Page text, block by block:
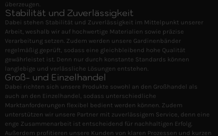
überzeugen.
Stabilität und Zuverlässigkeit
Dabei stehen Stabilität und Zuverlässigkeit im Mittelpunkt unserer
Arbeit, weshalb wir auf hochwertige Materialien sowie präzise
Verarbeitung setzen. Zudem werden unsere Gardinenbänder
regelmäßig geprüft, sodass eine gleichbleibend hohe Qualität
gewährleistet ist. Denn nur durch konstante Standards können
langlebige und verlässliche Lösungen entstehen.
Groß- und Einzelhandel
Dabei richten sich unsere Produkte sowohl an den Großhandel als
auch an den Einzelhandel, sodass unterschiedliche
Marktanforderungen flexibel bedient werden können. Zudem
unterstützen wir unsere Partner mit zuverlässigem Service, denn eine
enge Zusammenarbeit ist entscheidend für nachhaltigen Erfolg.
Außerdem profitieren unsere Kunden von klaren Prozessen und kurzen